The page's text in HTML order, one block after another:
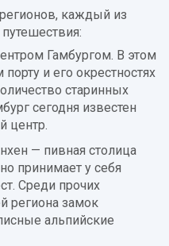
каждый из
Гамбургом. В этом
и его окрестностях
старинных
сегодня известен
центр.
— пивная столица
принимает у себя
Среди прочих
региона замок
альпийские